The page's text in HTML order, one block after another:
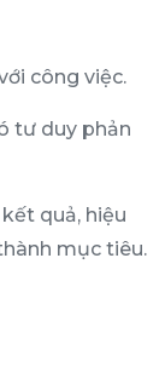
công việc.
tư duy phản
quả, hiệu
mục tiêu.